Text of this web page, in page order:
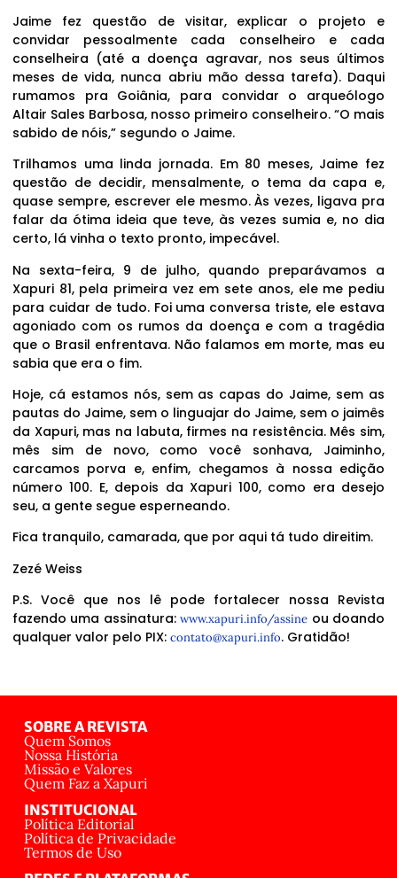
Jaime fez questão de visitar, explicar o projeto e
convidar pessoalmente cada conselheiro e cada
conselheira (até a doença agravar, nos seus últimos
meses de vida, nunca abriu mão dessa tarefa). Daqui
rumamos pra Goiânia, para convidar o arqueólogo
Altair Sales Barbosa, nosso primeiro conselheiro. “O mais
sabido de nóis,” segundo o Jaime.
Trilhamos uma linda jornada. Em 80 meses, Jaime fez
questão de decidir, mensalmente, o tema da capa e,
quase sempre, escrever ele mesmo. Às vezes, ligava pra
falar da ótima ideia que teve, às vezes sumia e, no dia
certo, lá vinha o texto pronto, impecável.
Na sexta-feira, 9 de julho, quando preparávamos a
Xapuri 81, pela primeira vez em sete anos, ele me pediu
para cuidar de tudo. Foi uma conversa triste, ele estava
agoniado com os rumos da doença e com a tragédia
que o Brasil enfrentava. Não falamos em morte, mas eu
sabia que era o fim.
Hoje, cá estamos nós, sem as capas do Jaime, sem as
pautas do Jaime, sem o linguajar do Jaime, sem o jaimês
da Xapuri, mas na labuta, firmes na resistência. Mês sim,
mês sim de novo, como você sonhava, Jaiminho,
carcamos porva e, enfim, chegamos à nossa edição
número 100. E, depois da Xapuri 100, como era desejo
seu, a gente segue esperneando.
Fica tranquilo, camarada, que por aqui tá tudo direitim.
Zezé Weiss
P.S. Você que nos lê pode fortalecer nossa Revista
fazendo uma assinatura:www.xapuri.info/assine ou doando
qualquer valor pelo PIX: contato@xapuri.info. Gratidão!
SOBRE A REVISTA
Quem Somos
Nossa História
Missão e Valores
Quem Faz a Xapuri
INSTITUCIONAL
Política Editorial
Política de Privacidade
Termos de Uso